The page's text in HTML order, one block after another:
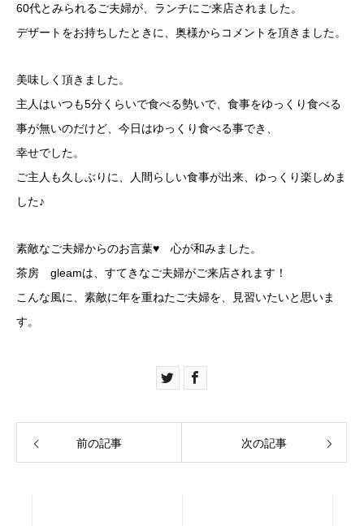
60代とみられるご夫婦が、ランチにご来店されました。
デザートをお持ちしたときに、奥様からコメントを頂きました。
美味しく頂きました。
主人はいつも5分くらいで食べる勢いで、食事をゆっくり食べる
事が無いのだけど、今日はゆっくり食べる事でき、
幸せでした。
ご主人も久しぶりに、人間らしい食事が出来、ゆっくり楽しめま
した♪
素敵なご夫婦からのお言葉♥ 心が和みました。
茶房 gleamは、すてきなご夫婦がご来店されます！
こんな風に、素敵に年を重ねたご夫婦を、見習いたいと思いま
す。
前の記事 次の記事